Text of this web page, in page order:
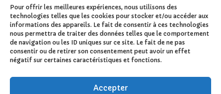
Pour offrir les meilleures expériences, nous utilisons des
technologies telles que les cookies pour stocker et/ou accéder aux
informations des appareils. Le fait de consentir à ces technologies
nous permettra de traiter des données telles que le comportement
de navigation ou les ID uniques sur ce site. Le fait de ne pas
consentir ou de retirer son consentement peut avoir un effet
négatif sur certaines caractéristiques et fonctions.
Accepter